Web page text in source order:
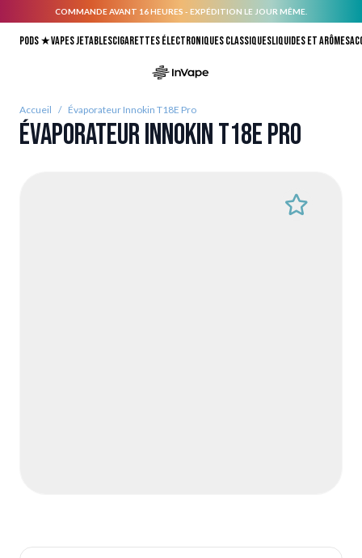
COMMANDE AVANT 16 HEURES - EXPÉDITION LE JOUR MÊME.
Pods ★Vapes jetablesCigarettes électroniques classiquesLiquides et arômes
Accueil / Évaporateur Innokin T18E Pro
Évaporateur Innokin T18E Pro